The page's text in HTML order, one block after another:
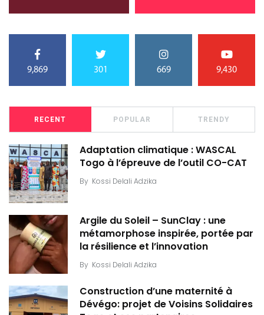
9,869 301 669 9,430
RECENT POPULAR TRENDY
Adaptation climatique : WASCAL
Togo à l’épreuve de l’outil CO-CAT
By Kossi Delali Adzika
Argile du Soleil – SunClay : une
métamorphose inspirée, portée par
la résilience et l’innovation
By Kossi Delali Adzika
Construction d’une maternité à
Dévégo: projet de Voisins Solidaires